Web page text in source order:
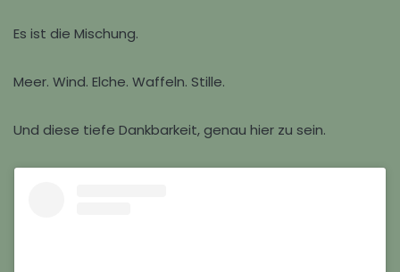
Es ist die Mischung.
Meer. Wind. Elche. Waffeln. Stille.
Und diese tiefe Dankbarkeit, genau hier zu sein.